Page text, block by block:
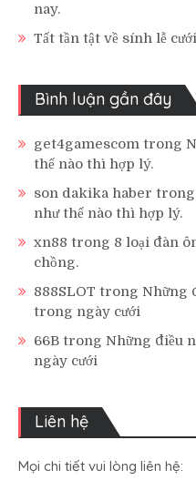
nay.
Tất tần tật về sính lễ
Bình luận gần đây
get4gamescom trong
thế nào thì hợp lý.
son dakika haber trong
như thế nào thì hợp lý.
xn88 trong 8 loại đàn
chồng.
888SLOT trong Những
trong ngày cưới
66B trong Những điều
ngày cưới
Liên hệ
Mọi chi tiết vui lòng liên hệ: